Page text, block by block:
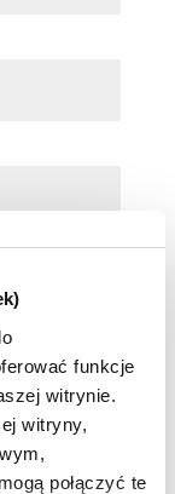
funkcje
witrynie.
witryny,
połączyć te